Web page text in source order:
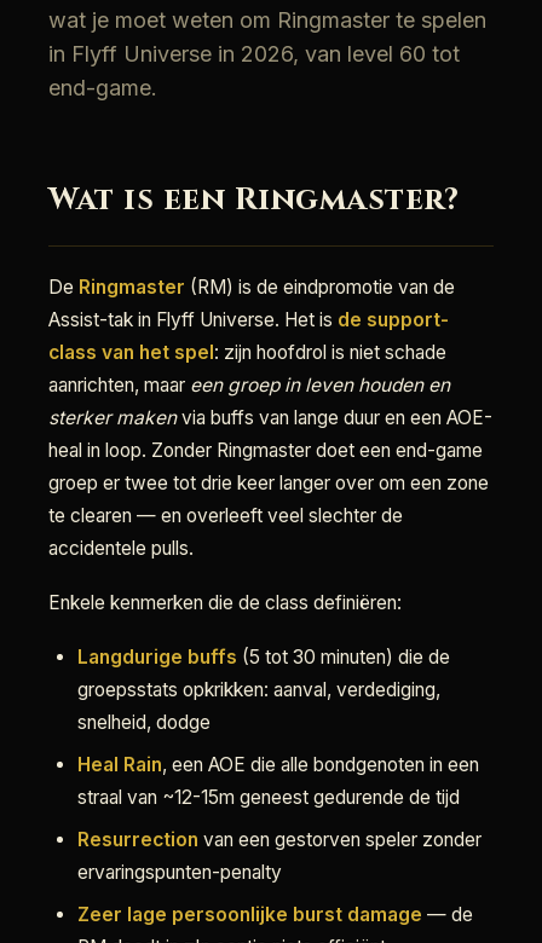
wat je moet weten om Ringmaster te spelen
in Flyff Universe in 2026, van level 60 tot
end-game.
Wat is een Ringmaster?
De Ringmaster (RM) is de eindpromotie van de
Assist-tak in Flyff Universe. Het is de support-
class van het spel: zijn hoofdrol is niet schade
aanrichten, maar een groep in leven houden en
sterker makenvia buffs van lange duur en een AOE-
heal in loop. Zonder Ringmaster doet een end-game
groep er twee tot drie keer langer over om een zone
te clearen — en overleeft veel slechter de
accidentele pulls.
Enkele kenmerken die de class definiëren:
Langdurige buffs (5 tot 30 minuten) die de
groepsstats opkrikken: aanval, verdediging,
snelheid, dodge
Heal Rain, een AOE die alle bondgenoten in een
straal van ~12-15m geneest gedurende de tijd
Resurrection van een gestorven speler zonder
ervaringspunten-penalty
Zeer lage persoonlijke burst damage — de